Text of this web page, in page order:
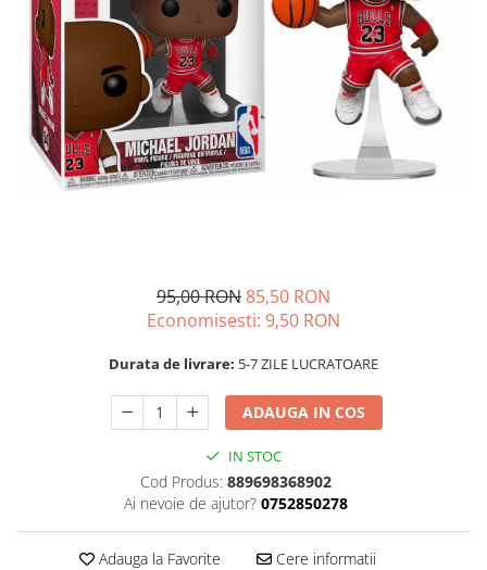
95,00 RON85,50 RON
Economisesti: 9,50 RON
Durata de livrare: 5-7 ZILE LUCRATOARE
ADAUGA IN COS
IN STOC
Cod Produs: 889698368902
Ai nevoie de ajutor? 0752850278
Adauga la Favorite Cere informatii